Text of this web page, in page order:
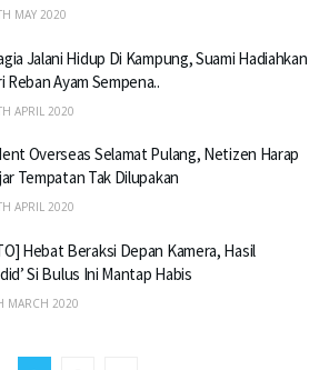
MAY 2020
Jalani Hidup Di Kampung, Suami Hadiahkan
Reban Ayam Sempena..
APRIL 2020
Overseas Selamat Pulang, Netizen Harap
Tempatan Tak Dilupakan
APRIL 2020
Hebat Beraksi Depan Kamera, Hasil
Si Bulus Ini Mantap Habis
MARCH 2020